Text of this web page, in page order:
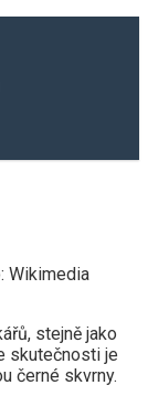
Wikimedia
stejně jako
skutečnosti je
černé skvrny.